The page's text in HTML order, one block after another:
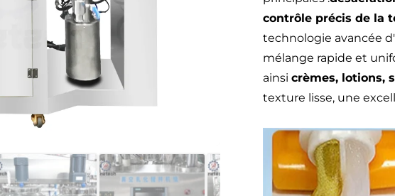
contrôle précis de la
technologie avancée
mélange rapide et
ainsicrèmes, lotions,
texture lisse, une